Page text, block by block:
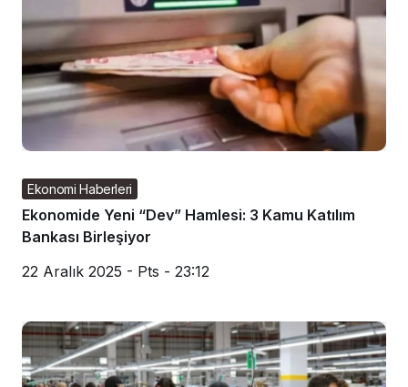
Ekonomi Haberleri
Ekonomide Yeni “Dev” Hamlesi: 3 Kamu Katılım
Bankası Birleşiyor
22 Aralık 2025 - Pts - 23:12